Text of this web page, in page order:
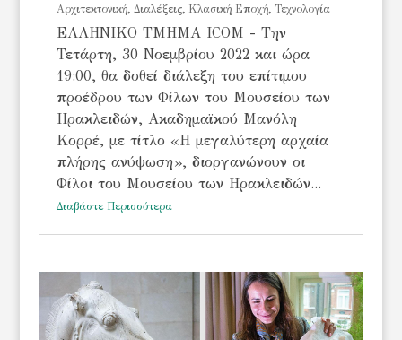
Αρχιτεκτονική, Διαλέξεις, Κλασική Εποχή, Τεχνολογία
ΕΛΛΗΝΙΚΟ ΤΜΗΜΑ ICOM - Την
Τετάρτη, 30 Νοεμβρίου 2022 και ώρα
19:00, θα δοθεί διάλεξη του επίτιμου
προέδρου των Φίλων του Μουσείου των
Ηρακλειδών, Ακαδημαϊκού Μανόλη
Κορρέ, με τίτλο «Η μεγαλύτερη αρχαία
πλήρης ανύψωση», διοργανώνουν οι
Φίλοι του Μουσείου των Ηρακλειδών...
Διαβάστε Περισσότερα